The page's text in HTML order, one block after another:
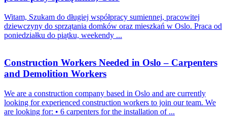
Witam, Szukam do długiej współpracy sumiennej, pracowitej
dziewczyny do sprzątania domków oraz mieszkań w Oslo. Praca od
poniedziałku do piątku, weekendy ...
Construction Workers Needed in Oslo – Carpenters
and Demolition Workers
We are a construction company based in Oslo and are currently
looking for experienced construction workers to join our team. We
are looking for: • 6 carpenters for the installation of ...